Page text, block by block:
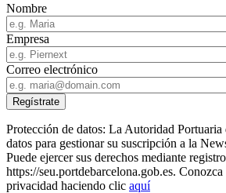
Nombre
Empresa
Correo electrónico
Protección de datos: La Autoridad Portuaria
datos para gestionar su suscripción a la
Puede ejercer sus derechos mediante
https://seu.portdebarcelona.gob.es.
privacidad haciendo clic aquí